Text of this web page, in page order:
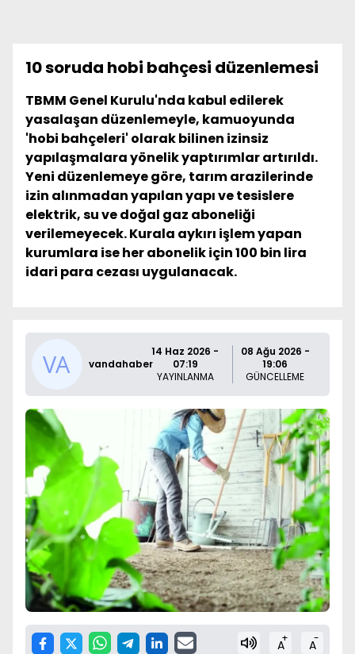
10 soruda hobi bahçesi düzenlemesi
TBMM Genel Kurulu'nda kabul edilerek
yasalaşan düzenlemeyle, kamuoyunda
'hobi bahçeleri' olarak bilinen izinsiz
yapılaşmalara yönelik yaptırımlar artırıldı.
Yeni düzenlemeye göre, tarım arazilerinde
izin alınmadan yapılan yapı ve tesislere
elektrik, su ve doğal gaz aboneliği
verilemeyecek. Kurala aykırı işlem yapan
kurumlara ise her abonelik için 100 bin lira
idari para cezası uygulanacak.
vandahaber
14 Haz 2026 -
07:19
YAYINLANMA
08 Ağu 2026 -
19:06
GÜNCELLEME
A+ A-